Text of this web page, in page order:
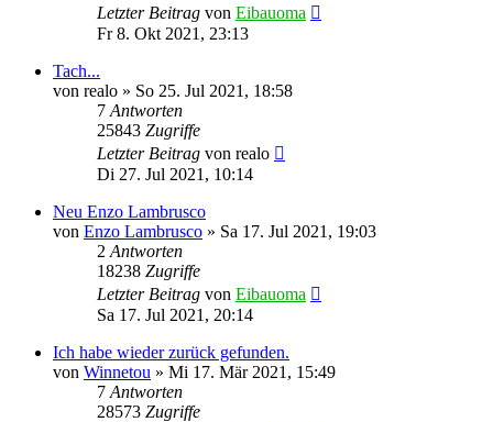
Letzter Beitrag von Eibauoma
Fr 8. Okt 2021, 23:13
Tach...
von realo » So 25. Jul 2021, 18:58
7 Antworten
25843 Zugriffe
Letzter Beitrag von realo
Di 27. Jul 2021, 10:14
Neu Enzo Lambrusco
von Enzo Lambrusco » Sa 17. Jul 2021, 19:03
2 Antworten
18238 Zugriffe
Letzter Beitrag von Eibauoma
Sa 17. Jul 2021, 20:14
Ich habe wieder zurück gefunden.
von Winnetou » Mi 17. Mär 2021, 15:49
7 Antworten
28573 Zugriffe